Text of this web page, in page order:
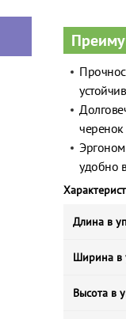
черенок
удобно
Длина в
Ширина в
Высота в